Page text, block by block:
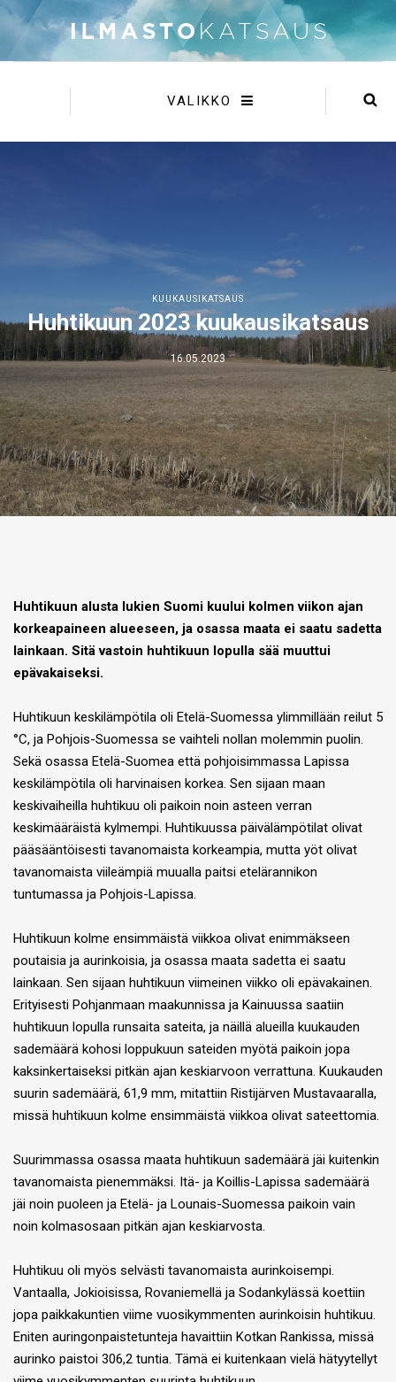
VALIKKO
KUUKAUSIKATSAUS
Huhtikuun 2023 kuukausikatsaus
16.05.2023
Huhtikuun alusta lukien Suomi kuului kolmen viikon ajan
korkeapaineen alueeseen, ja osassa maata ei saatu sadetta
lainkaan. Sitä vastoin huhtikuun lopulla sää muuttui
epävakaiseksi.
Huhtikuun keskilämpötila oli Etelä-Suomessa ylimmillään reilut 5
°C, ja Pohjois-Suomessa se vaihteli nollan molemmin puolin.
Sekä osassa Etelä-Suomea että pohjoisimmassa Lapissa
keskilämpötila oli harvinaisen korkea. Sen sijaan maan
keskivaiheilla huhtikuu oli paikoin noin asteen verran
keskimääräistä kylmempi. Huhtikuussa päivälämpötilat olivat
pääsääntöisesti tavanomaista korkeampia, mutta yöt olivat
tavanomaista viileämpiä muualla paitsi etelärannikon
tuntumassa ja Pohjois-Lapissa.
Huhtikuun kolme ensimmäistä viikkoa olivat enimmäkseen
poutaisia ja aurinkoisia, ja osassa maata sadetta ei saatu
lainkaan. Sen sijaan huhtikuun viimeinen viikko oli epävakainen.
Erityisesti Pohjanmaan maakunnissa ja Kainuussa saatiin
huhtikuun lopulla runsaita sateita, ja näillä alueilla kuukauden
sademäärä kohosi loppukuun sateiden myötä paikoin jopa
kaksinkertaiseksi pitkän ajan keskiarvoon verrattuna. Kuukauden
suurin sademäärä, 61,9 mm, mitattiin Ristijärven Mustavaaralla,
missä huhtikuun kolme ensimmäistä viikkoa olivat sateettomia.
Suurimmassa osassa maata huhtikuun sademäärä jäi kuitenkin
tavanomaista pienemmäksi. Itä- ja Koillis-Lapissa sademäärä
jäi noin puoleen ja Etelä- ja Lounais-Suomessa paikoin vain
noin kolmasosaan pitkän ajan keskiarvosta.
Huhtikuu oli myös selvästi tavanomaista aurinkoisempi.
Vantaalla, Jokioisissa, Rovaniemellä ja Sodankylässä koettiin
jopa paikkakuntien viime vuosikymmenten aurinkoisin huhtikuu.
Eniten auringonpaistetunteja havaittiin Kotkan Rankissa, missä
aurinko paistoi 306,2 tuntia. Tämä ei kuitenkaan vielä hätyytellyt